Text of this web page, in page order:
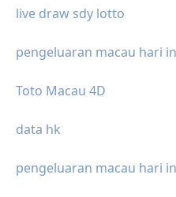
live draw sdy lotto
pengeluaran macau hari
Toto Macau 4D
data hk
pengeluaran macau hari